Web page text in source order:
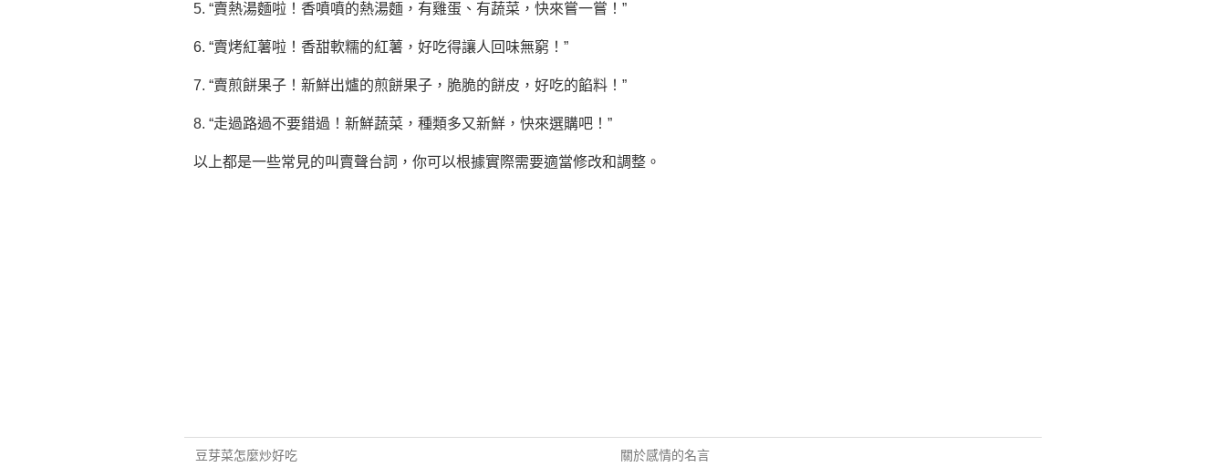
5. “賣熱湯麵啦！香噴噴的熱湯麵，有雞蛋、有蔬菜，快來嘗一嘗！”
6. “賣烤紅薯啦！香甜軟糯的紅薯，好吃得讓人回味無窮！”
7. “賣煎餅果子！新鮮出爐的煎餅果子，脆脆的餅皮，好吃的餡料！”
8. “走過路過不要錯過！新鮮蔬菜，種類多又新鮮，快來選購吧！”
以上都是一些常見的叫賣聲台詞，你可以根據實際需要適當修改和調整。
豆芽菜怎麼炒好吃 關於感情的名言